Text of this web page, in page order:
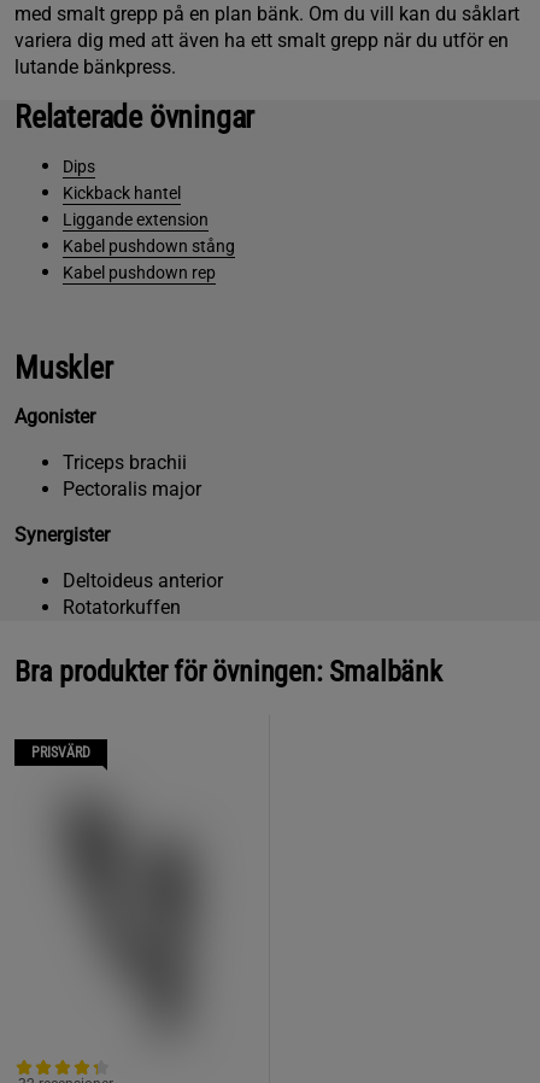
med smalt grepp på en plan bänk. Om du vill kan du såklart
variera dig med att även ha ett smalt grepp när du utför en
lutande bänkpress.
Relaterade övningar
Dips
Kickback hantel
Liggande extension
Kabel pushdown stång
Kabel pushdown rep
Muskler
Agonister
Triceps brachii
Pectoralis major
Synergister
Deltoideus anterior
Rotatorkuffen
Bra produkter för övningen: Smalbänk
PRISVÄRD